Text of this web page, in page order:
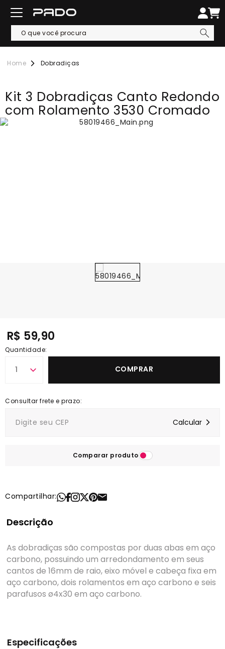
Dobradiças
Kit 3 Dobradiças Canto Redondo
com Rolamento 3530 Cromado
R$ 59,90
Quantidade:
1 COMPRAR
Comparar produto
Compartilhar:
Descrição
As dobradiças são compostas por duas abas em aço
carbono, possuindo um arredondamento em seus
cantos de 16mm de raio, eixo móvel e cabeça fixa em
aço carbono, dois rolamentos em aço carbono e seis
parafusos ø4x30 em aço carbono.
Especificações